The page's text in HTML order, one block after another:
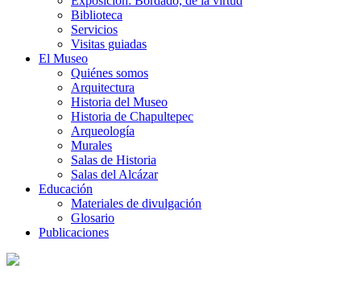
Biblioteca
Servicios
Visitas guiadas
El Museo
Quiénes somos
Arquitectura
Historia del Museo
Historia de Chapultepec
Arqueología
Murales
Salas de Historia
Salas del Alcázar
Educación
Materiales de divulgación
Glosario
Publicaciones